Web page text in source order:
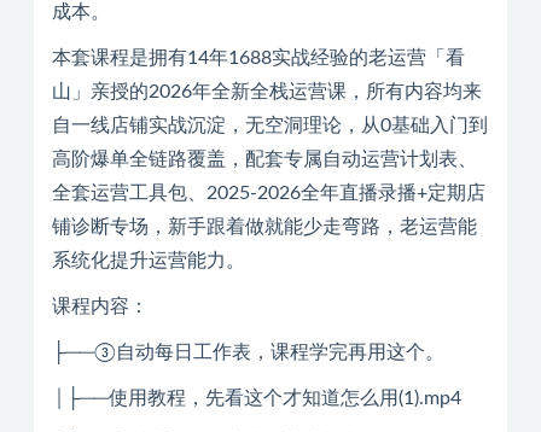
成本。
本套课程是拥有14年1688实战经验的老运营「看
山」亲授的2026年全新全栈运营课，所有内容均来
自一线店铺实战沉淀，无空洞理论，从0基础入门到
高阶爆单全链路覆盖，配套专属自动运营计划表、
全套运营工具包、2025-2026全年直播录播+定期店
铺诊断专场，新手跟着做就能少走弯路，老运营能
系统化提升运营能力。
课程内容：
├──③自动每日工作表，课程学完再用这个。
│├──使用教程，先看这个才知道怎么用(1).mp4